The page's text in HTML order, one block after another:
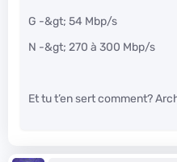
G -&gt; 54 Mbp/s
N -&gt; 270 à 300 Mbp/s
Et tu t’en sert comment?